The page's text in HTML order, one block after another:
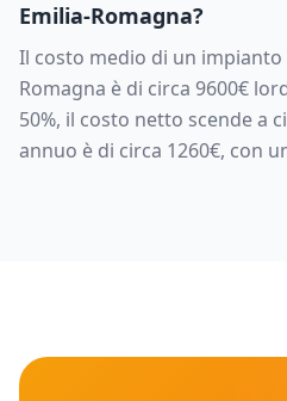
Emilia-Romagna?
Il costo medio di un impianto
Romagna è di circa 9600€
50%, il costo netto scende a
annuo è di circa 1260€, con